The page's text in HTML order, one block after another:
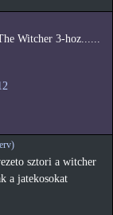
Witcher 3-hoz......
sztori a witcher
a jatekosokat